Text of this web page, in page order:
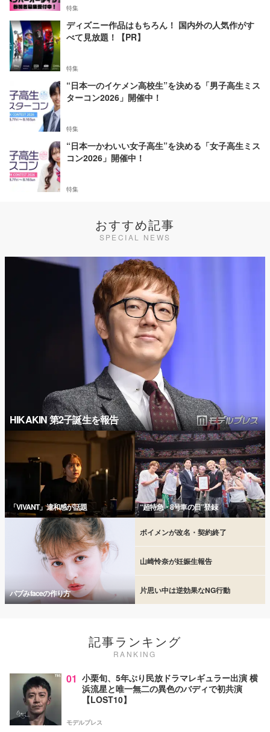
特集
ディズニー作品はもちろん！ 国内外の人気作がす
べて見放題！【PR】
特集
“日本一のイケメン高校生”を決める「男子高生ミス
ターコン2026」開催中！
特集
“日本一かわいい女子高生”を決める「女子高生ミス
コン2026」開催中！
特集
おすすめ記事
SPECIAL NEWS
HIKAKIN 第2子誕生を報告
「VIVANT」違和感が話題 “超特急・8号車の日”登録
バブみfaceの作り方
ボイメンが改名・契約終了
山崎怜奈が妊娠生報告
片思い中は逆効果なNG行動
記事ランキング
RANKING
01 小栗旬、5年ぶり民放ドラマレギュラー出演 横
浜流星と唯一無二の異色のバディで初共演
【LOST10】
モデルプレス